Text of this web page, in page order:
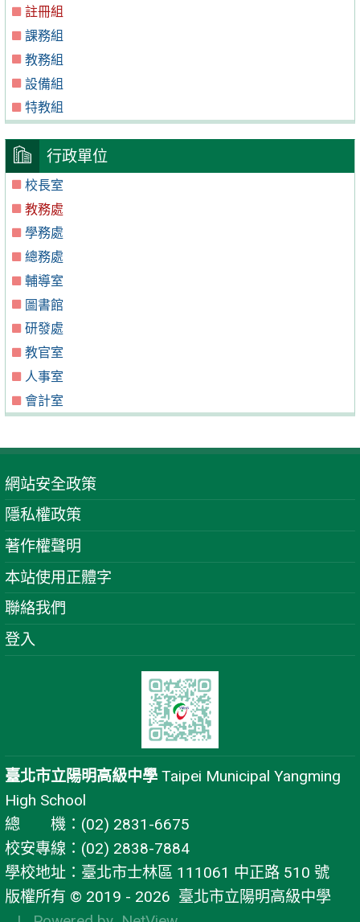
註冊組
課務組
教務組
設備組
特教組
行政單位
校長室
教務處
學務處
總務處
輔導室
圖書館
研發處
教官室
人事室
會計室
網站安全政策
隱私權政策
著作權聲明
本站使用正體字
聯絡我們
登入
臺北市立陽明高級中學 Taipei Municipal Yangming
High School
總 機：(02) 2831-6675
校安專線：(02) 2838-7884
學校地址：臺北市士林區 111061 中正路 510 號
版權所有 © 2019 - 2026 臺北市立陽明高級中學